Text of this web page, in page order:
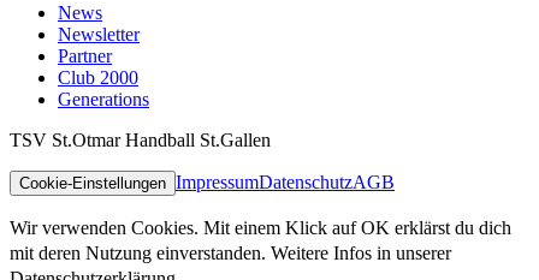
News
Newsletter
Partner
Club 2000
Generations
TSV St.Otmar Handball St.Gallen
Cookie-Einstellungen ImpressumDatenschutzAGB
Wir verwenden Cookies. Mit einem Klick auf OK erklärst du dich
mit deren Nutzung einverstanden. Weitere Infos in unserer